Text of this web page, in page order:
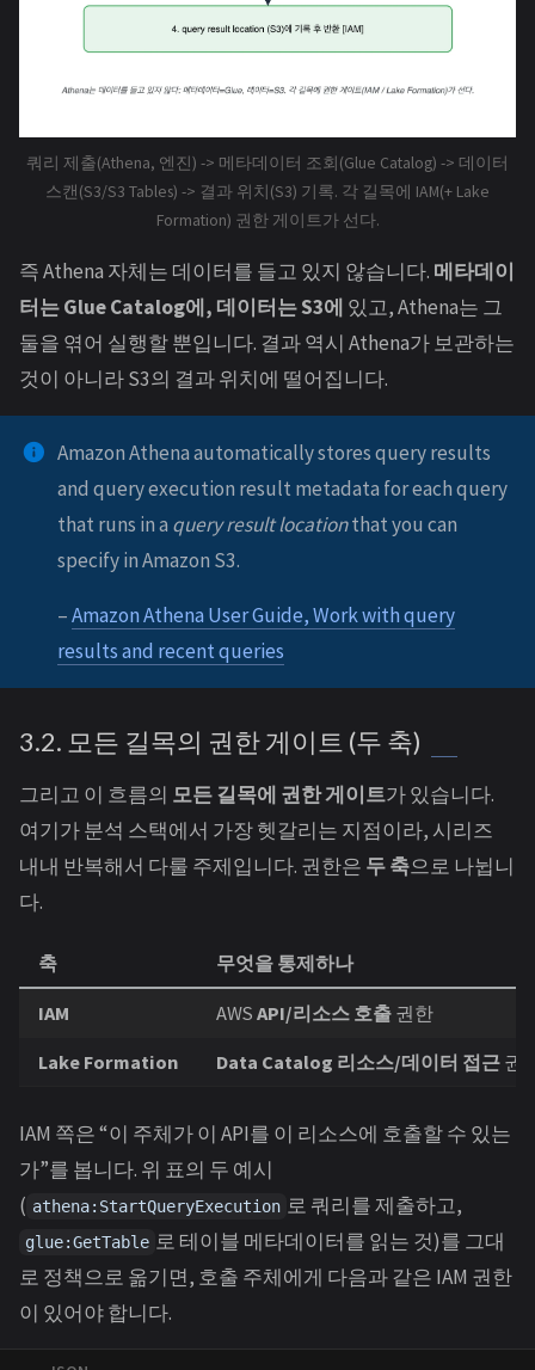
쿼리 제출(Athena, 엔진) -> 메타데이터 조회(Glue Catalog) -> 데이터
스캔(S3/S3 Tables) -> 결과 위치(S3) 기록. 각 길목에 IAM(+ Lake
Formation) 권한 게이트가 선다.
즉 Athena 자체는 데이터를 들고 있지 않습니다. 메타데이
터는 Glue Catalog에, 데이터는 S3에 있고, Athena는 그
둘을 엮어 실행할 뿐입니다. 결과 역시 Athena가 보관하는
것이 아니라 S3의 결과 위치에 떨어집니다.
Amazon Athena automatically stores query results
and query execution result metadata for each query
that runs in a query result locationthat you can
specify in Amazon S3.
–Amazon Athena User Guide, Work with query
results and recent queries
3.2. 모든 길목의 권한 게이트 (두 축)
그리고 이 흐름의 모든 길목에 권한 게이트가 있습니다.
여기가 분석 스택에서 가장 헷갈리는 지점이라, 시리즈
내내 반복해서 다룰 주제입니다. 권한은 두 축으로 나뉩니
다.
축 무엇을 통제하나
IAM AWS API/리소스 호출 권한
Lake Formation Data Catalog 리소스/데이터 접근 권
IAM 쪽은 “이 주체가 이 API를 이 리소스에 호출할 수 있는
가”를 봅니다. 위 표의 두 예시
( athena:StartQueryExecution 로 쿼리를 제출하고,
glue:GetTable 로 테이블 메타데이터를 읽는 것)를 그대
로 정책으로 옮기면, 호출 주체에게 다음과 같은 IAM 권한
이 있어야 합니다.